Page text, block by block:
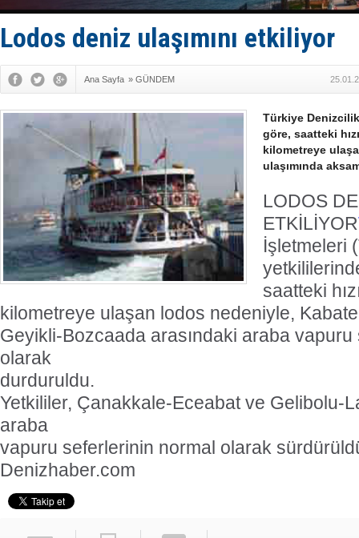
Keşfedildi:
Van’da
Lodos deniz ulaşımını etkiliyor
Ana Sayfa » GÜNDEM
Türkiye
göre, saatteki
kilometreye
ulaşımında
LODOS
ETKİLİYOR
İşletmeleri
saatteki
kilometreye ulaşan lodos nedeniyle,
Geyikli-Bozcaada arasındaki araba
olarak
durduruldu.
Yetkililer, Çanakkale-Eceabat ve Gelibolu-
araba
vapuru seferlerinin normal olarak
Denizhaber.com